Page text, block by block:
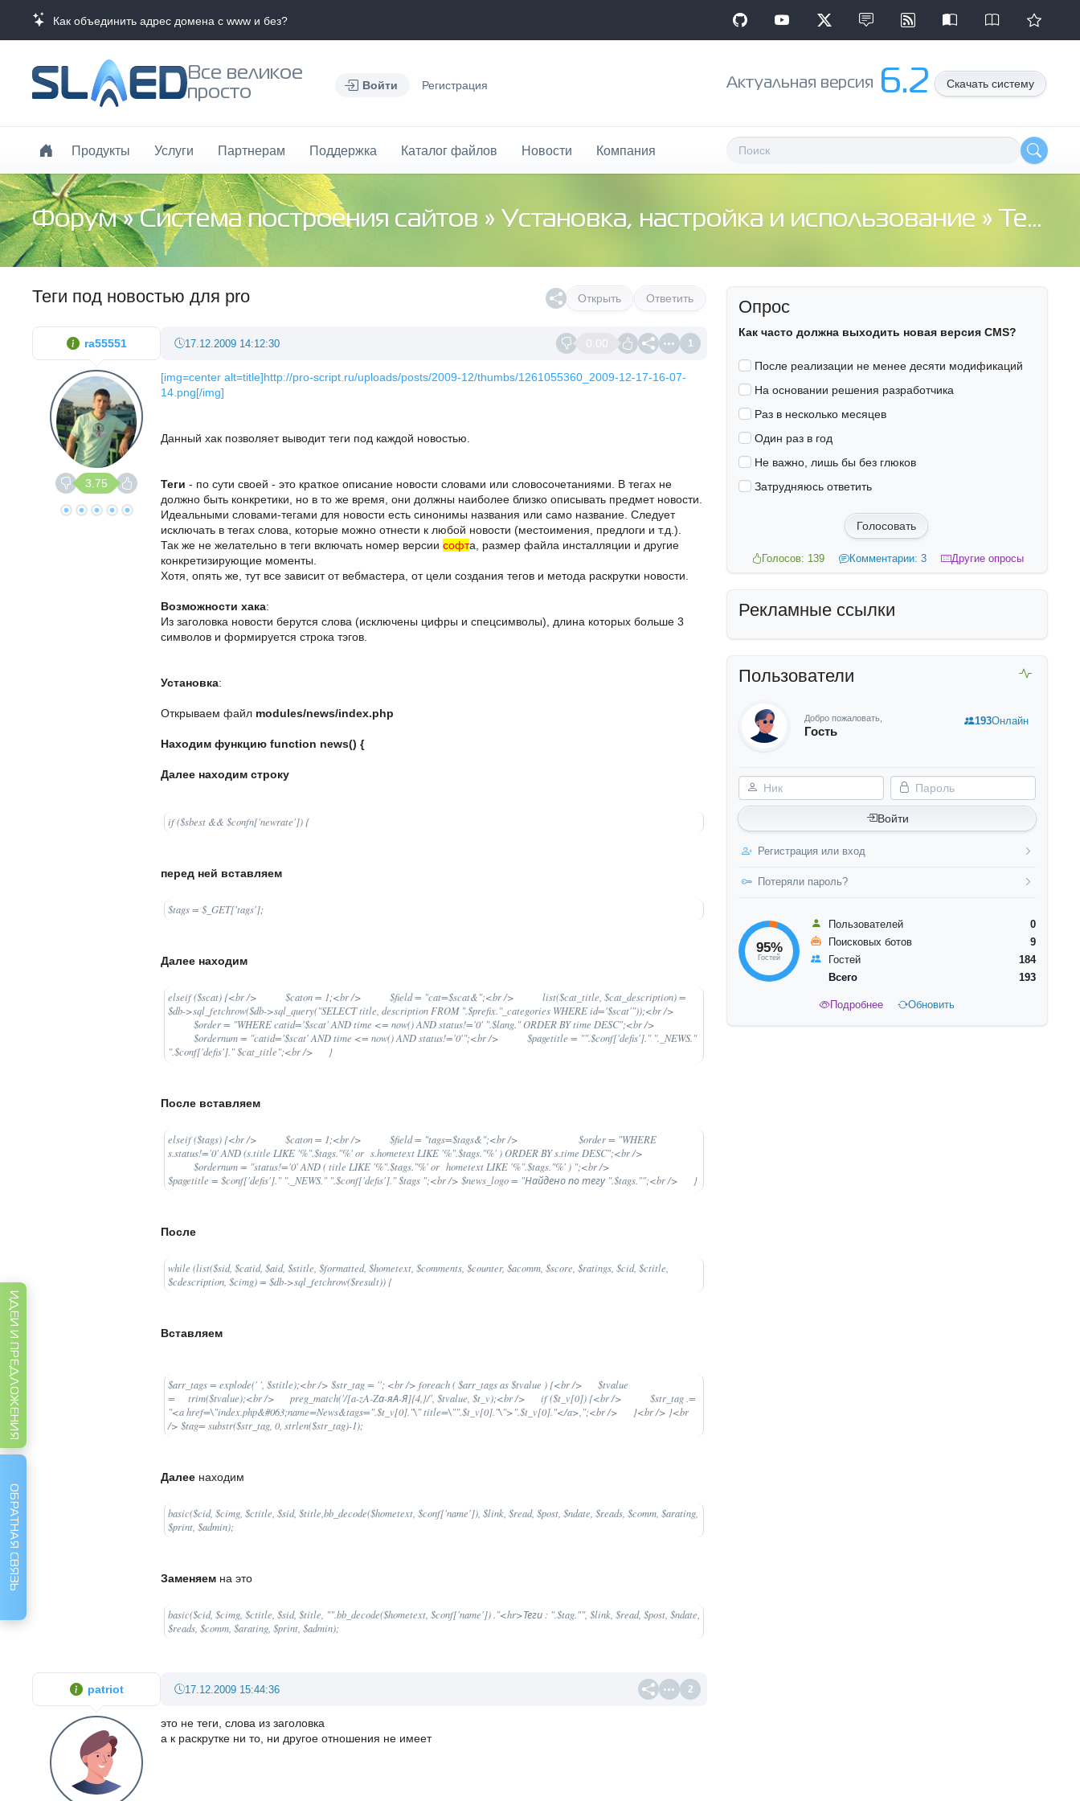
Как объединить адрес домена с www и без?
Все великое
просто
Войти Регистрация Aктуальная версия 6.2 Скачать систему
Продукты Услуги Партнерам Поддержка Каталог файлов Новости Компания
Форум»Система построения сайтов » Установка, настройка и использование » Теги под новостью для pro
Открыть Ответить
Теги под новостью для pro
0.00 1
17.12.2009 14:12:30
[img=center alt=title]http://pro-script.ru/uploads/posts/2009-12/thumbs/1261055360_2009-12-17-16-07-
14.png[/img]
Данный хак позволяет выводит теги под каждой новостью.
Теги - по сути своей - это краткое описание новости словами или словосочетаниями. В тегах не
должно быть конкретики, но в то же время, они должны наиболее близко описывать предмет новости.
Идеальными словами-тегами для новости есть синонимы названия или само название. Следует
исключать в тегах слова, которые можно отнести к любой новости (местоимения, предлоги и т.д.).
Так же не желательно в теги включать номер версии софта, размер файла инсталляции и другие
конкретизирующие моменты.
Хотя, опять же, тут все зависит от вебмастера, от цели создания тегов и метода раскрутки новости.
Возможности хака:
Из заголовка новости берутся слова (исключены цифры и спецсимволы), длина которых больше 3
символов и формируется строка тэгов.
Установка:
Открываем файл modules/news/index.php
Находим функцию function news() {
Далее находим строку
if ($sbest && $confn['newrate']) {
перед ней вставляем
$tags = $_GET['tags'];
Далее находим
elseif ($scat) {<br /> $caton = 1;<br /> $field = "cat=$scat&";<br /> list($cat_title, $cat_description) =
$db->sql_fetchrow($db->sql_query("SELECT title, description FROM ".$prefix."_categories WHERE id='$scat'"));<br />
$order = "WHERE catid='$scat' AND time <= now() AND status!='0' ".$lang." ORDER BY time DESC";<br />
$ordernum = "catid='$scat' AND time <= now() AND status!='0'";<br /> $pagetitle = "".$conf['defis']." "._NEWS."
".$conf['defis']." $cat_title";<br /> }
После вставляем
elseif ($tags) {<br /> $caton = 1;<br /> $field = "tags=$tags&";<br /> $order = "WHERE
s.status!='0' AND (s.title LIKE '%".$tags."%' or s.hometext LIKE '%".$tags."%' ) ORDER BY s.time DESC";<br />
$ordernum = "status!='0' AND ( title LIKE '%".$tags."%' or hometext LIKE '%".$tags."%' ) ";<br />
$pagetitle = $conf['defis']." "._NEWS." ".$conf['defis']." $tags ";<br /> $news_logo = "Найдено по тегу ".$tags."";<br /> }
После
while (list($sid, $catid, $aid, $stitle, $formatted, $hometext, $comments, $counter, $acomm, $score, $ratings, $cid, $ctitle,
$cdescription, $cimg) = $db->sql_fetchrow($result)) {
Вставляем
$arr_tags = explode(' ', $stitle);<br /> $str_tag = ''; <br /> foreach ( $arr_tags as $tvalue ) {<br /> $tvalue
= trim($tvalue);<br /> preg_match('/[a-zA-Zа-яА-Я]{4,}/', $tvalue, $t_v);<br /> if ($t_v[0]) {<br /> $str_tag .=
"<a href=\"index.php&#063;name=News&tags=".$t_v[0]."\" title=\"".$t_v[0]."\">".$t_v[0]."</a>,";<br /> }<br /> }<br
/> $tag= substr($str_tag, 0, strlen($str_tag)-1);
Далее находим
basic($cid, $cimg, $ctitle, $sid, $title,bb_decode($hometext, $conf['name']), $link, $read, $post, $ndate, $reads, $comm, $arating,
$print, $admin);
Заменяем на это
basic($cid, $cimg, $ctitle, $sid, $title, "".bb_decode($hometext, $conf['name']) ."<hr>Теги : ".$tag."", $link, $read, $post, $ndate,
$reads, $comm, $arating, $print, $admin);
ra55551
3.75
2
17.12.2009 15:44:36
это не теги, слова из заголовка
а к раскрутке ни то, ни другое отношения не имеет
patriot
Опрос
Как часто должна выходить новая версия CMS?
После реализации не менее десяти модификаций
На основании решения разработчика
Раз в несколько месяцев
Один раз в год
Не важно, лишь бы без глюков
Затрудняюсь ответить
Голосовать
Голосов: 139 Комментарии: 3 Другие опросы
Рекламные ссылки
Пользователи
Добро пожаловать,
Гость
Ник Пароль
Войти
Регистрация или вход
Потеряли пароль?
193Онлайн
95%
Гостей
Пользователей
0
Поисковых ботов
9
Гостей
184
Всего
193
Подробнее Обновить
ИДЕИ И ПРЕДЛОЖЕНИЯ
ОБРАТНАЯ СВЯЗЬ